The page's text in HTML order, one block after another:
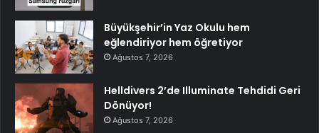
Büyükşehir’in Yaz Okulu hem
eğlendiriyor hem öğretiyor
Ağustos 7, 2026
Helldivers 2’de Illuminate Tehdidi Geri
Dönüyor!
Ağustos 7, 2026